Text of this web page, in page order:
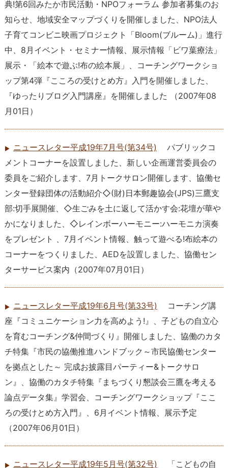
典!第6回みたか市民活動・NPOフォーラム 参加者募集のお
知らせ、地域安全マップづくりを開催しました、NPO法人
子育てコンビニ映画プロジェクト「Bloom(ブルーム)」進行
中、8月イベント・セミナー情報、展示情報「ビワ葉療法」
展示・「絵本で遊ぶ!布の絵本展」、コーチングワークショ
ップ第4弾『こころの受けとめ方』入門を開催しました、
『ゆったりブログ入門講座』を開催しました
（2007年08
月01日 ）
ニュースレター平成19年7月号(第34号)
パブリックコ
メントコーナーを設置しました、新しい企画運営委員会の
委員をご紹介します、7月トークサロン開催します、協働セ
ンター登録団体の活動紹介◇(財)日本郵趣協会(JPS)三鷹支
部:切手展開催、◇生ごみを土に返して活かす会:花壇が華や
かになりました、◇レインボーハーモニー:ハーモニカ演奏
をプレゼント 、7月イベント情報、触って遊べる!布絵本の
コーナーをつくりました、AEDを設置しました、協働セン
ターサービス案内 （2007年07月01日 ）
ニュースレター平成19年6月号(第33号)
コーチング講
座『コミュニケーション力を高めよう!』、子どもの自立心
を育むコーチング&仲間づくり』開催しました、協働のカタ
チ特集『市民の協働推進ハンドブック～市民協働センター
を拠点とした～ 完成お披露目パーティー&トークサロ
ン』、協働のカタチ特集『まちづくり懇談会三鷹を考える
論点データ集』学習会、コーチングワークショップ『ここ
ろの受けとめ方入門』、6月イベント情報、展示予定
（2007年06月01日 ）
ニュースレター平成19年5月号(第32号)
「こどもの自